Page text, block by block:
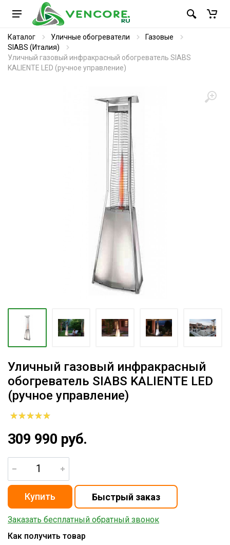
Каталог Уличные обогреватели
Газовые
SIABS (Италия)
Уличный газовый инфракрасный обогреватель SIABS
KALIENTE LED (ручное управление)
Уличный газовый инфракрасный
обогреватель SIABS KALIENTE LED
(ручное управление)
309 990 руб.
Заказать бесплатный обратный звонок
Как получить товар